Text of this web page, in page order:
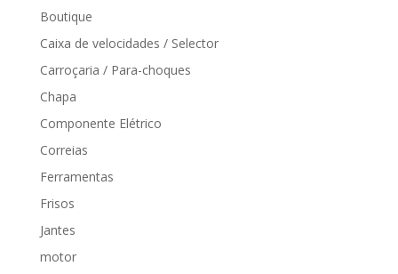
Boutique
Caixa de velocidades / Selector
Carroçaria / Para-choques
Chapa
Componente Elétrico
Correias
Ferramentas
Frisos
Jantes
motor